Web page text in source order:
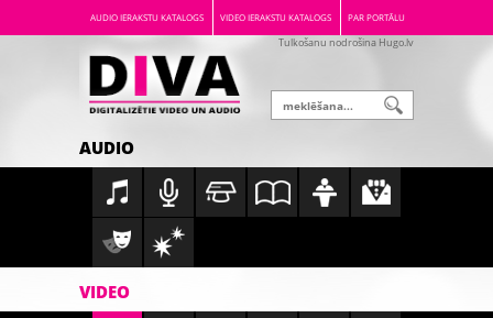
AUDIO IERAKSTU KATALOGS VIDEO IERAKSTU KATALOGS PAR PORTĀLU
Tulkošanu nodrošina Hugo.lv
AUDIO
VIDEO